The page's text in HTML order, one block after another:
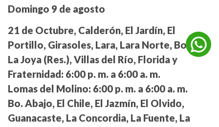
Domingo 9 de agosto
21 de Octubre, Calderón, El Jardín, El
Portillo, Girasoles, Lara, Lara Norte, Bolívar,
La Joya (Res.), Villas del Río, Florida y
Fraternidad: 6:00 p. m. a 6:00 a. m.
Lomas del Molino: 6:00 p. m. a 6:00 a. m.
Bo. Abajo, El Chile, El Jazmín, El Olvido,
Guanacaste, La Concordia, La Fuente, La